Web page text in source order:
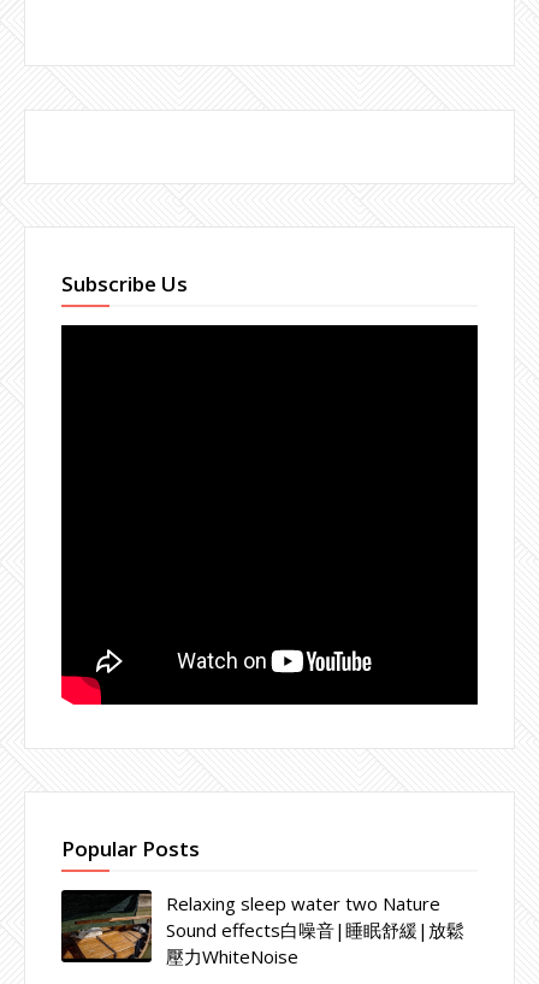
Subscribe Us
Popular Posts
Relaxing sleep water two Nature
Sound effects白噪音|睡眠舒緩|放鬆
壓力WhiteNoise